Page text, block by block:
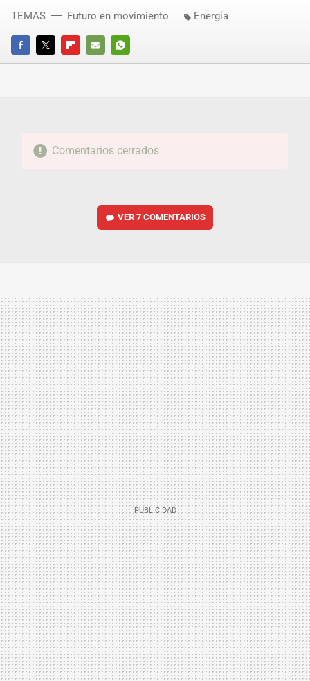
FACEBOOKTWITTERFLIPBOARD
E-
WHATSAPP
TEMAS Futuro en movimiento Energía
Comentarios cerrados
VER7 COMENTARIOS